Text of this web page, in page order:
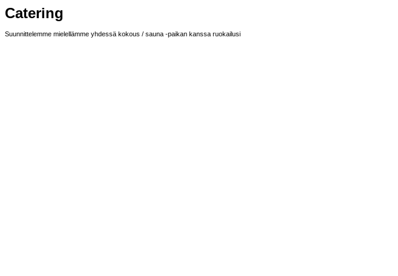
Catering
Suunnittelemme mielellämme yhdessä kokous / sauna -paikan kanssa ruokailusi